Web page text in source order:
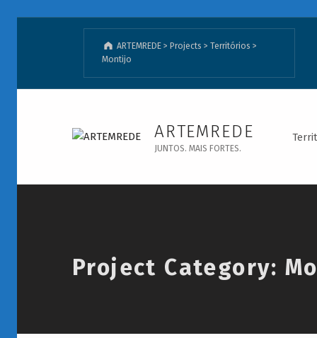
Montijo - ARTEMREDE
ARTEMREDE
JUNTOS. MAIS FORTES.
ARTEMREDE > Projects >Territórios >
Montijo
Introduction
Project Category: